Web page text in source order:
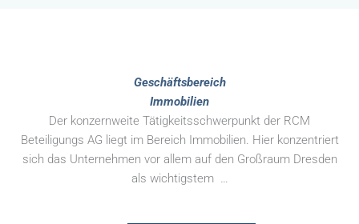
Geschäftsbereich
Immobilien
Der konzernweite Tätigkeitsschwerpunkt der RCM
Beteiligungs AG liegt im Bereich Immobilien. Hier konzentriert
sich das Unternehmen vor allem auf den Großraum Dresden
als wichtigstem …